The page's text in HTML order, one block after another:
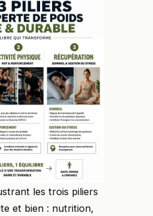
les trois piliers
et bien : nutrition,